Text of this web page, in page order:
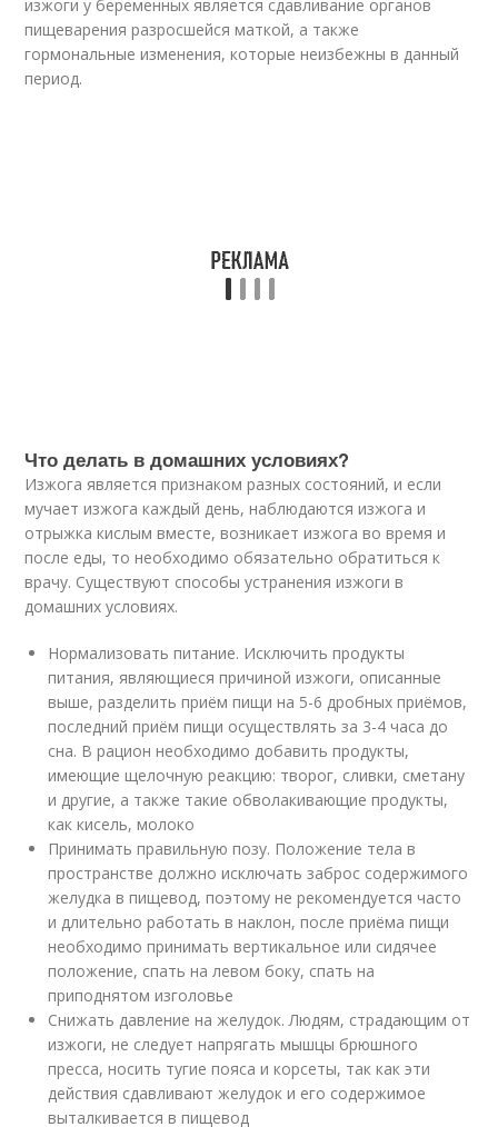
изжоги у беременных является сдавливание органов
пищеварения разросшейся маткой, а также
гормональные изменения, которые неизбежны в данный
период.
Что делать в домашних условиях?
Изжога является признаком разных состояний, и если
мучает изжога каждый день, наблюдаются изжога и
отрыжка кислым вместе, возникает изжога во время и
после еды, то необходимо обязательно обратиться к
врачу. Существуют способы устранения изжоги в
домашних условиях.
Нормализовать питание. Исключить продукты
питания, являющиеся причиной изжоги, описанные
выше, разделить приём пищи на 5-6 дробных приёмов,
последний приём пищи осуществлять за 3-4 часа до
сна. В рацион необходимо добавить продукты,
имеющие щелочную реакцию: творог, сливки, сметану
и другие, а также такие обволакивающие продукты,
как кисель, молоко
Принимать правильную позу. Положение тела в
пространстве должно исключать заброс содержимого
желудка в пищевод, поэтому не рекомендуется часто
и длительно работать в наклон, после приёма пищи
необходимо принимать вертикальное или сидячее
положение, спать на левом боку, спать на
приподнятом изголовье
Снижать давление на желудок. Людям, страдающим от
изжоги, не следует напрягать мышцы брюшного
пресса, носить тугие пояса и корсеты, так как эти
действия сдавливают желудок и его содержимое
выталкивается в пищевод